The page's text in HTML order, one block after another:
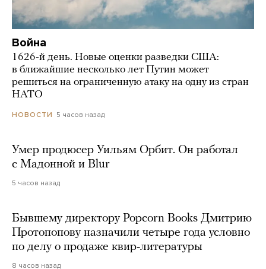
Война
1626-й день. Новые оценки разведки США:
в ближайшие несколько лет Путин может
решиться на ограниченную атаку на одну из стран
НАТО
НОВОСТИ 5 часов назад
Умер продюсер Уильям Орбит. Он работал
с Мадонной и Blur
5 часов назад
Бывшему директору Popcorn Books Дмитрию
Протопопову назначили четыре года условно
по делу о продаже квир-литературы
8 часов назад